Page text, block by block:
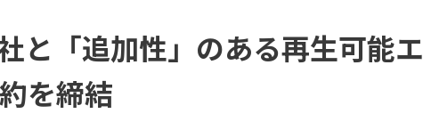
と「追加性」のある再生可能エ
を締結